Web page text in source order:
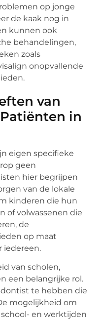
op jonge
de kaak nog in
kunnen ook
behandelingen,
zoals
onopvallende
van
in
eigen specifieke
geen
hier begrijpen
van de lokale
kinderen die hun
of volwassenen die
de
op maat
iedereen.
van scholen,
een belangrijke rol.
te hebben die
mogelijkheid om
en werktijden